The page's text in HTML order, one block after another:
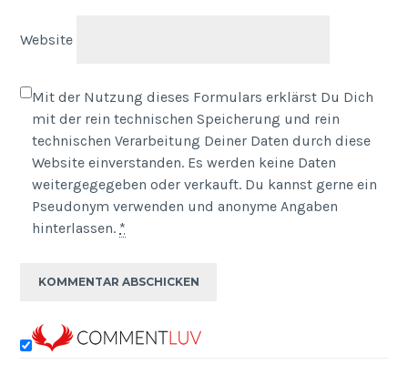
Website
Mit der Nutzung dieses Formulars erklärst Du Dich
mit der rein technischen Speicherung und rein
technischen Verarbeitung Deiner Daten durch diese
Website einverstanden. Es werden keine Daten
weitergegegeben oder verkauft. Du kannst gerne ein
Pseudonym verwenden und anonyme Angaben
hinterlassen. *